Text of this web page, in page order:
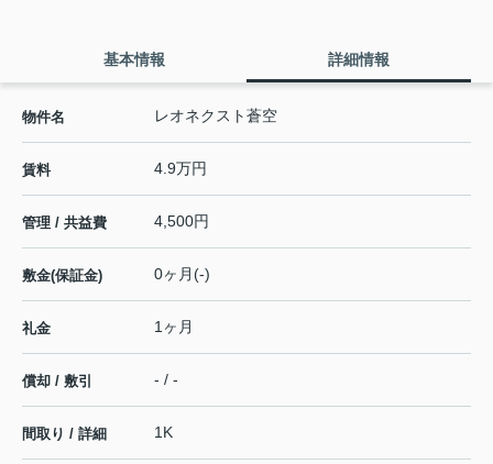
基本情報 詳細情報
物件名 レオネクスト蒼空
賃料 4.9万円
管理 / 共益費 4,500円
敷金(保証金) 0ヶ月(-)
礼金 1ヶ月
償却 / 敷引 - / -
間取り / 詳細 1K